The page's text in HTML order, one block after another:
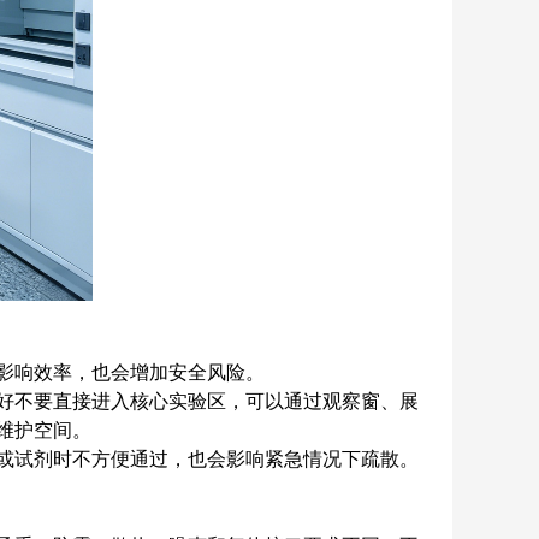
效率，也会增加安全风险。
要直接进入核心实验区，可以通过观察窗、展
护空间。
剂时不方便通过，也会影响紧急情况下疏散。